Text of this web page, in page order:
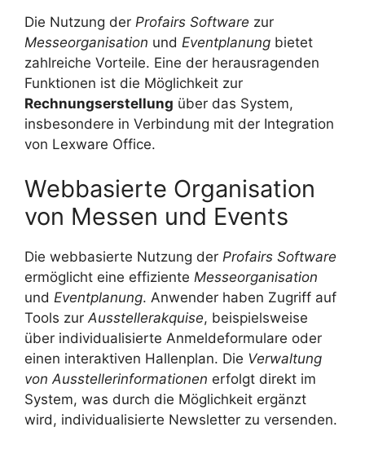
Die Nutzung der Profairs Software zur
Messeorganisation und Eventplanung bietet
zahlreiche Vorteile. Eine der herausragenden
Funktionen ist die Möglichkeit zur
Rechnungserstellung über das System,
insbesondere in Verbindung mit der Integration
von Lexware Office.
Webbasierte Organisation
von Messen und Events
Die webbasierte Nutzung der Profairs Software
ermöglicht eine effiziente Messeorganisation
und Eventplanung. Anwender haben Zugriff auf
Tools zurAusstellerakquise, beispielsweise
über individualisierte Anmeldeformulare oder
einen interaktiven Hallenplan. Die Verwaltung
von Ausstellerinformationen erfolgt direkt im
System, was durch die Möglichkeit ergänzt
wird, individualisierte Newsletter zu versenden.